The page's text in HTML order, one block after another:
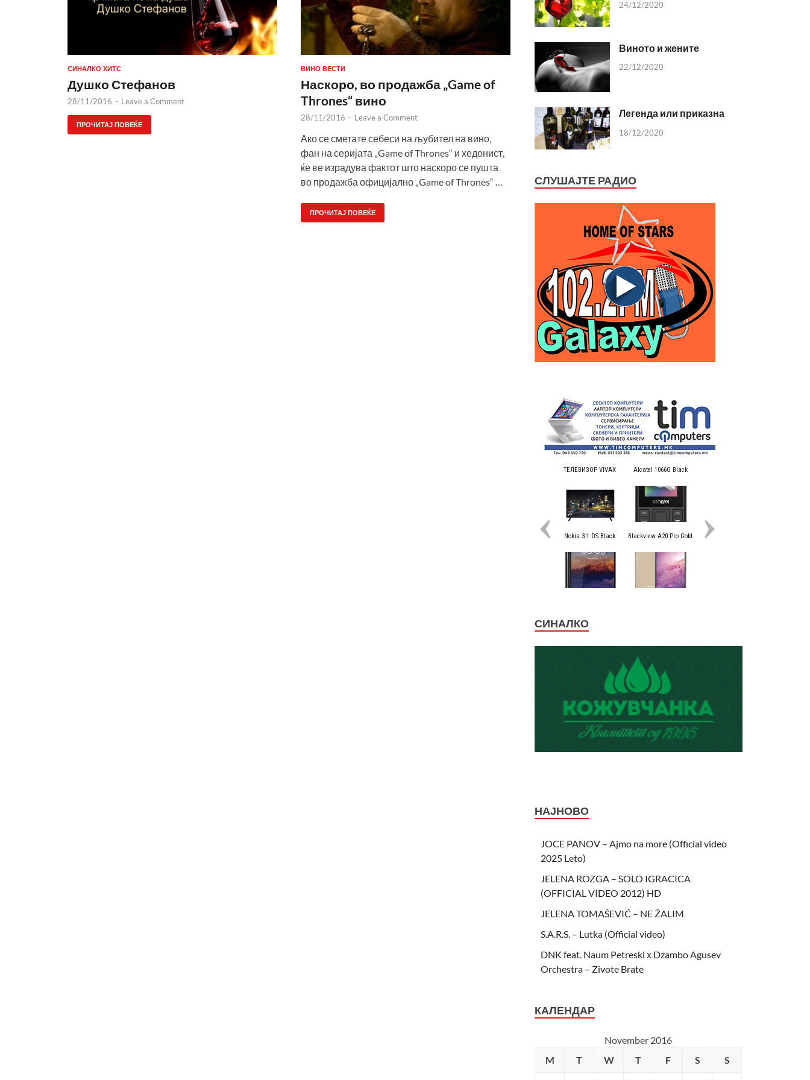
СИНАЛКО ХИТС
Душко Стефанов
28/11/2016 - Leave a Comment
ПРОЧИТАЈ ПОВЕЌЕ
ВИНО ВЕСТИ
Наскоро, во продажба „Game of
Thrones“ вино
28/11/2016 - Leave a Comment
Ако се сметате себеси на љубител на вино,
фан на серијата „Game of Thrones“ и хедонист,
ќе ве израдува фактот што наскоро се пушта
во продажба официјално „Game of Thrones“ …
ПРОЧИТАЈ ПОВЕЌЕ
24/12/2020
Виното и жените
22/12/2020
Легенда или приказна
18/12/2020
СЛУШАЈТЕ РАДИО
СИНАЛКО
НАЈНОВО
JOCE PANOV – Ajmo na more (Official video
2025 Leto)
JELENA ROZGA – SOLO IGRACICA
(OFFICIAL VIDEO 2012) HD
JELENA TOMAŠEVIĆ – NE ŽALIM
S.A.R.S. – Lutka (Official video)
DNK feat. Naum Petreski х Dzambo Agusev
Orchestra – Zivote Brate
КАЛЕНДАР
November 2016
M
T W T F S S